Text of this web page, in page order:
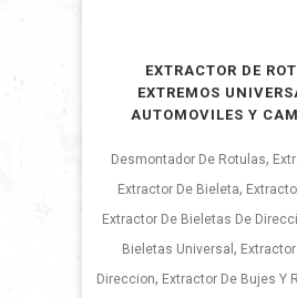
EXTRACTOR DE
EXTREMOS
AUTOMOVILES Y
Desmontador De Rotulas,
Extractor De Bieleta,
Extractor De Bieletas De
Bieletas Universal ,
Direccion, Extractor De Bujes Y